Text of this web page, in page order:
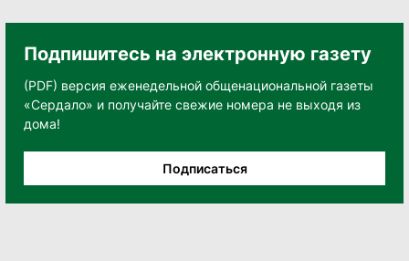
Подпишитесь на электронную газету
(PDF) версия еженедельной общенациональной газеты
«Сердало» и получайте свежие номера не выходя из
дома!
Подписаться